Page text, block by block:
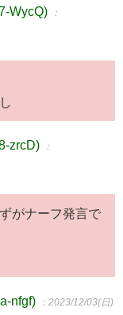
WycQ) ：
zrcD) ：
がナーフ発言で
nfgf) ：2023/12/03(日)